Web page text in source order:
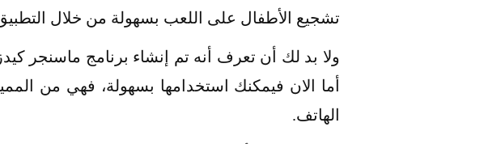
تشجيع الأطفال على اللعب بسهولة من خلال
أما الان فيمكنك استخدامها بسهولة، فهي من
الهاتف.